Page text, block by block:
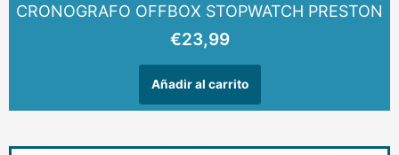
CRONOGRAFO OFFBOX STOPWATCH PRESTON
€23,99
Añadir al carrito